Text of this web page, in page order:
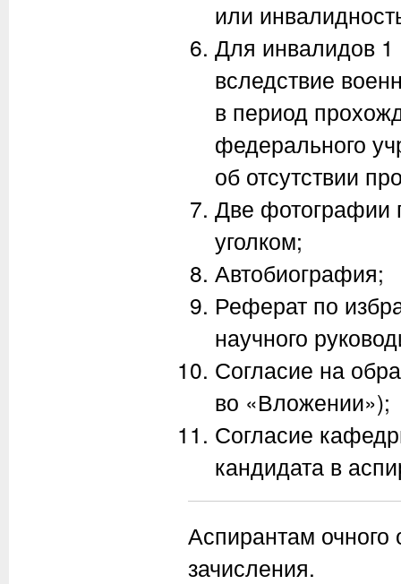
или
Для инвалидов 1
вследствие
в период
федерального
об отсутствии
Две фотографии
уголком;
Автобиография;
Реферат по
научного
Согласие на
во «Вложении»);
Согласие
кандидата в
Аспирантам очного
зачисления.